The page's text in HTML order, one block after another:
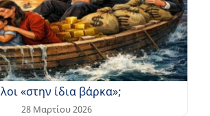
«στην ίδια βάρκα»;
28 Μαρτίου 2026